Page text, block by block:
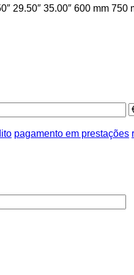
29.50″ 35.00″ 600 mm 750
pagamento em prestações